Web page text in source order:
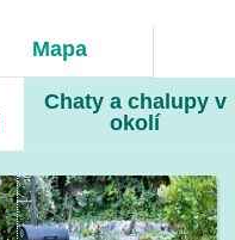
Mapa
Chaty a chalupy v
okolí